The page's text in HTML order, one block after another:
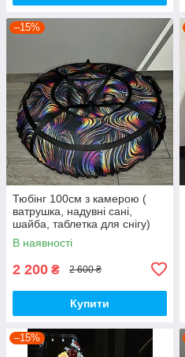
–15%
Тюбінг 100см з камерою (
ватрушка, надувні сані,
шайба, таблетка для снігу)
В наявності
2 200 ₴ 2 600 ₴
Купити
–15%